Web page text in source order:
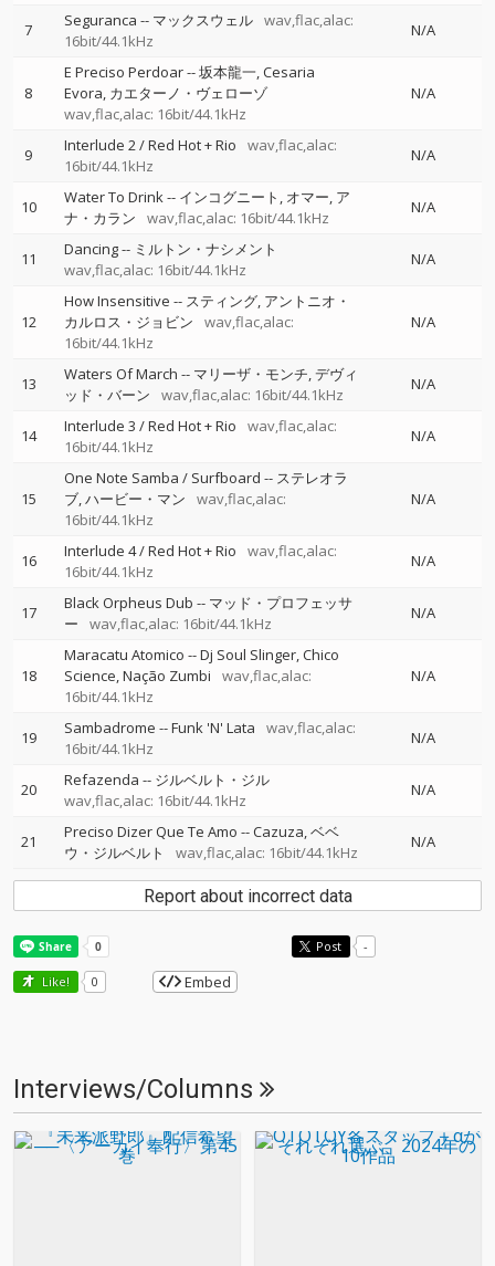
7 Seguranca -- マックスウェル wav,flac,alac:
16bit/44.1kHz
N/A
8
E Preciso Perdoar--坂本龍一 Cesaria
Evora カエターノ・ヴェローゾ
wav,flac,alac: 16bit/44.1kHz
N/A
9 Interlude 2 / Red Hot + Rio
wav,flac,alac:
16bit/44.1kHz
N/A
10 Water To Drink-- インコグニート オマー ア
ナ・カラン
wav,flac,alac: 16bit/44.1kHz
N/A
11 Dancing-- ミルトン・ナシメント
wav,flac,alac: 16bit/44.1kHz
N/A
12
How Insensitive -- スティング アントニオ・
カルロス・ジョビン
wav,flac,alac:
16bit/44.1kHz
N/A
13 Waters Of March -- マリーザ・モンチ デヴィ
ッド・バーン
wav,flac,alac: 16bit/44.1kHz
N/A
14 Interlude 3 / Red Hot + Rio
wav,flac,alac:
16bit/44.1kHz
N/A
15
One Note Samba / Surfboard -- ステレオラ
ブ ハービー・マン
wav,flac,alac:
16bit/44.1kHz
N/A
16 Interlude 4 / Red Hot + Rio
wav,flac,alac:
16bit/44.1kHz
N/A
17 Black Orpheus Dub -- マッド・プロフェッサ
ー
wav,flac,alac: 16bit/44.1kHz
N/A
18
Maracatu Atomico --Dj Soul Slinger Chico
Science Nação Zumbi
wav,flac,alac:
16bit/44.1kHz
N/A
19 Sambadrome --Funk 'N' Lata
wav,flac,alac:
16bit/44.1kHz
N/A
20 Refazenda -- ジルベルト・ジル
wav,flac,alac: 16bit/44.1kHz
N/A
21 Preciso Dizer Que Te Amo --Cazuza ベベ
ウ・ジルベルト
wav,flac,alac: 16bit/44.1kHz
N/A
Report about incorrect data
Post -
Like! 0 Embed
Interviews/Columns